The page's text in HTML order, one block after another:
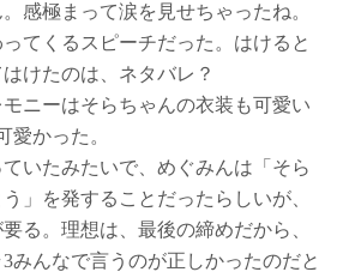
感極まって涙を見せちゃったね。
てくるスピーチだった。はけると
けたのは、ネタバレ？
ニーはそらちゃんの衣装も可愛い
愛かった。
いたみたいで、めぐみんは「そら
」を発することだったらしいが、
る。理想は、最後の締めだから、
みんなで言うのが正しかったのだと